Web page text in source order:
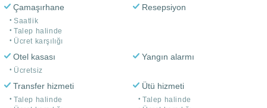
Çamaşırhane
Saatlik
Talep halinde
Ücret karşılığı
Resepsiyon
Otel kasası
Ücretsiz
Yangın alarmı
Transfer hizmeti
Talep halinde
Ütü hizmeti
Talep halinde